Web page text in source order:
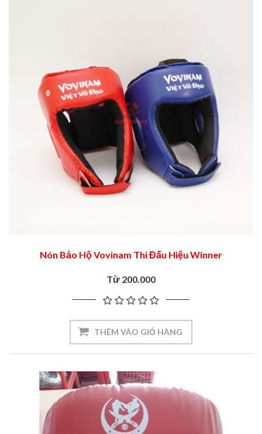
Nón Bảo Hộ Vovinam Thi Đấu Hiệu Winner
Từ 200.000